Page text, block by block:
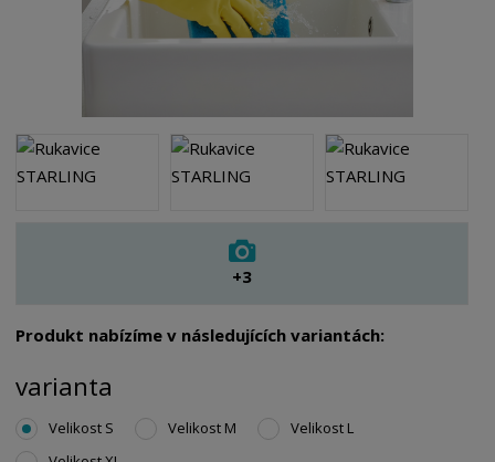
+3
Produkt nabízíme v následujících variantách:
varianta
Velikost S Velikost M
Velikost L